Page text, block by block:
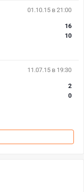
01.10.15 в 21:00
16
10
11.07.15 в 19:30
2
0